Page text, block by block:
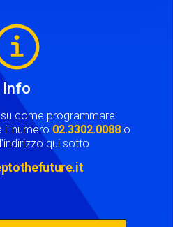
Info
come programmare
il numero 02.3302.0088 o
qui sotto